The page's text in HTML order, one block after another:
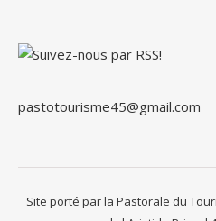
pastotourisme45@gmail.com
Site porté par la Pastorale du